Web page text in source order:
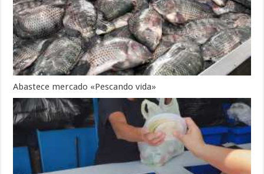
Abastece mercado «Pescando vida»